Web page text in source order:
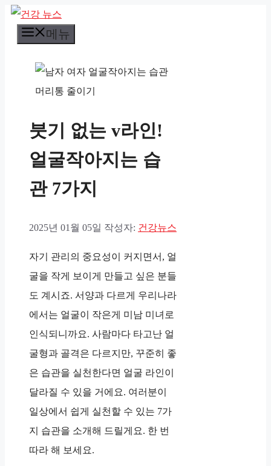
컨
메뉴
붓기 없는 v라인!
얼굴작아지는 습
관 7가지
2025년 01월 05일 작성자: 건강뉴스
자기 관리의 중요성이 커지면서, 얼
굴을 작게 보이게 만들고 싶은 분들
도 계시죠. 서양과 다르게 우리나라
에서는 얼굴이 작은게 미남 미녀로
인식되니까요. 사람마다 타고난 얼
굴형과 골격은 다르지만, 꾸준히 좋
은 습관을 실천한다면 얼굴 라인이
달라질 수 있을 거에요. 여러분이
일상에서 쉽게 실천할 수 있는 7가
지 습관을 소개해 드릴게요. 한 번
따라 해 보세요.